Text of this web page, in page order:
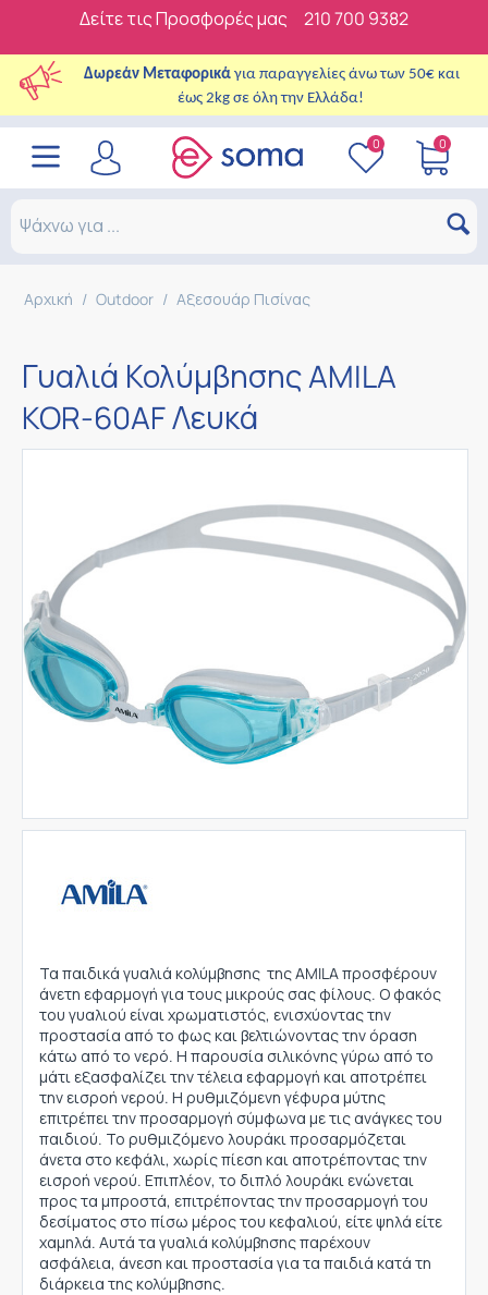
Δείτε τις Προσφορές μας 210 700 9382
Δωρεάν Μεταφορικά για παραγγελίες άνω των 50€ και
έως 2kg σε όλη την Ελλάδα!
0 0
Αρχική / Outdoor / Αξεσουάρ Πισίνας
Γυαλιά Κολύμβησης AMILA
KOR-60AF Λευκά
Τα παιδικά γυαλιά κολύμβησης της AMILA προσφέρουν
άνετη εφαρμογή για τους μικρούς σας φίλους. Ο φακός
του γυαλιού είναι χρωματιστός, ενισχύοντας την
προστασία από το φως και βελτιώνοντας την όραση
κάτω από το νερό. Η παρουσία σιλικόνης γύρω από το
μάτι εξασφαλίζει την τέλεια εφαρμογή και αποτρέπει
την εισροή νερού. Η ρυθμιζόμενη γέφυρα μύτης
επιτρέπει την προσαρμογή σύμφωνα με τις ανάγκες του
παιδιού. Το ρυθμιζόμενο λουράκι προσαρμόζεται
άνετα στο κεφάλι, χωρίς πίεση και αποτρέποντας την
εισροή νερού. Επιπλέον, το διπλό λουράκι ενώνεται
προς τα μπροστά, επιτρέποντας την προσαρμογή του
δεσίματος στο πίσω μέρος του κεφαλιού, είτε ψηλά είτε
χαμηλά. Αυτά τα γυαλιά κολύμβησης παρέχουν
ασφάλεια, άνεση και προστασία για τα παιδιά κατά τη
διάρκεια της κολύμβησης.